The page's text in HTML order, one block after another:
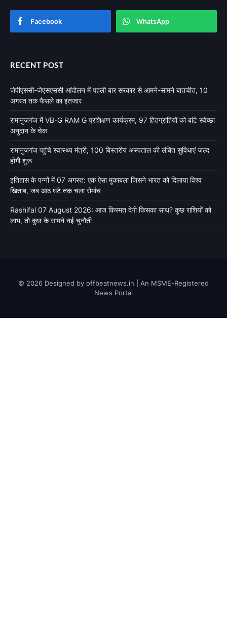
Facebook WhatsApp
RECENT POST
जेपीएससी-जेएसएससी आंदोलन में पहली बार सरकार से आमने-सामने बातचीत, 10
अगस्त तक फैसले का इंतजार
रामानुजगंज में VB-G RAM G प्रशिक्षण कार्यक्रम, 97 हितग्राहियों को बांटे स्वेच्छा
अनुदान के चेक
रामानुजगंज पहुंचे स्वास्थ्य मंत्री, 100 बिस्तरीय अस्पताल की लंबित सुविधाएं जल्द
होंगी शुरू
इतिहास के पन्नों में 07 अगस्त: एक ऐसा मुकाबला जिसने भारत को दिलाया विश्व
खिताब, जब आठ घंटे तक चला रोमांच
Rashifal 07 August 2026: आज किस्मत देगी किसका साथ? कुछ राशियों को
लाभ, तो कुछ के सामने नई चुनौती
© 2026 Designed by offbeatnews.in | An MSME-Registered
News Portal